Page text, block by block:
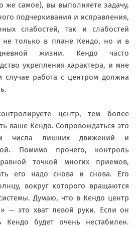
же самое), вы выполняете задачу,
подчеркивания и исправления,
слабостей, так и слабостей
не только в плане Кендо, но и в
жизни. Кендо часто
укрепления характера, и мне
случае работа с центром должна
центр, тем более
ваше Кендо. Сопровождаться это
числа лишних движений и
Помимо прочего, контроль
точкой многих приемов,
его надо снова и снова. Его
вокруг которого вращаются
Думаю, что в Кендо центр
— это хват левой руки. Если он
будет очень нестабилен.